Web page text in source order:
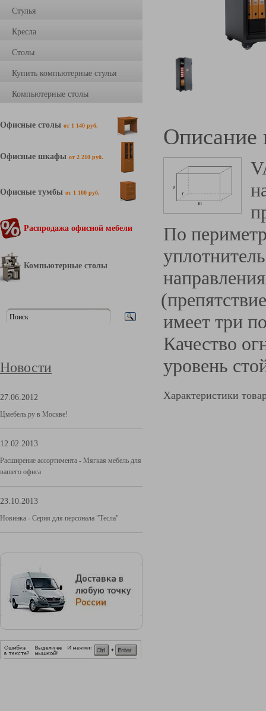
Стулья
Кресла
Столы
Купить компьютерные стулья
Компьютерные столы
Офисные столы от 1 140 руб.
Офисные шкафы от 2 210 руб.
Офисные тумбы от 1 100 руб.
Распродажа офисной мебели
Компьютерные столы
Новости
27.06.2012
Цмебель.ру в Москве!
12.02.2013
Расширение ассортимента - Мягкая мебель для
вашего офиса
23.10.2013
Новинка - Серия для персонала "Тесла"
Описание
По
(препятствие
имеет три
Качество
уровень
Характеристики